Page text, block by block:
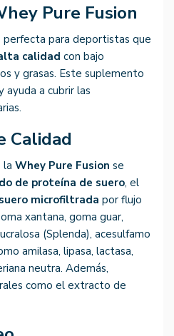
Pure Fusion
perfecta para deportistas que
calidad con bajo
y grasas. Este suplemento
ayuda a cubrir las
Calidad
la Whey Pure Fusion se
de proteína de suero, el
microfiltrada por flujo
xantana, goma guar,
(Splenda), acesulfamo
amilasa, lipasa, lactasa,
neutra. Además,
como el extracto de